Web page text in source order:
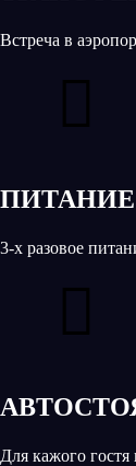
Встреча в
ПИТАНИЕ
3-х разовое
Для кажого гостя